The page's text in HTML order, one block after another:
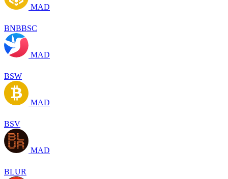
MAD
BNBBSC
MAD
BSW
MAD
BSV
MAD
BLUR